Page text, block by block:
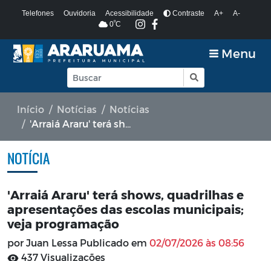
Telefones Ouvidoria Acessibilidade Contraste A+
A-
0ºC
Menu
Início Notícias
Notícias
'Arraiá Araru' terá shows, quadrilhas e apresentações das escolas municipais; veja programação
NOTÍCIA
'Arraiá Araru' terá shows, quadrilhas e
apresentações das escolas municipais;
veja programação
por Juan Lessa Publicado em 02/07/2026 às 08:56
437 Visualizações